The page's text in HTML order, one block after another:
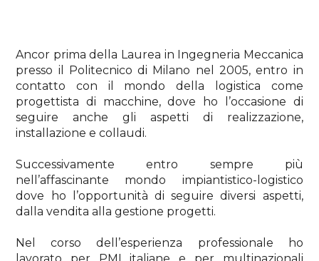
Ancor prima della Laurea in Ingegneria Meccanica
presso il Politecnico di Milano nel 2005, entro in
contatto con il mondo della logistica come
progettista di macchine, dove ho l’occasione di
seguire anche gli aspetti di realizzazione,
installazione e collaudi.
Successivamente entro sempre più
nell’affascinante mondo impiantistico-logistico
dove ho l’opportunità di seguire diversi aspetti,
dalla vendita alla gestione progetti.
Nel corso dell’esperienza professionale ho
lavorato per PMI italiane e per multinazionali